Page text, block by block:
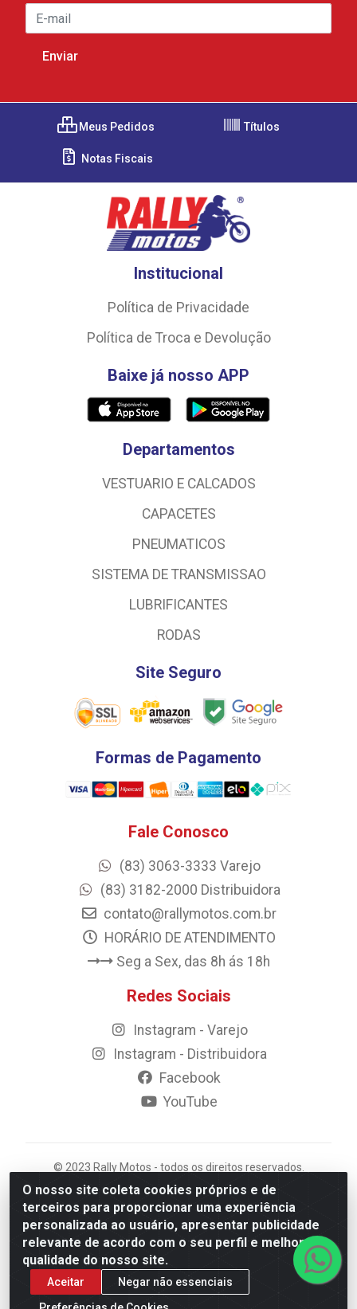
O nosso site coleta cookies próprios e de
terceiros para proporcionar uma experiência
personalizada ao usuário, apresentar publicidade
relevante de acordo com o seu perfil e melhorar a
qualidade do nosso site.
Aceitar
Negar não essenciais
Meus Pedidos Títulos
Notas Fiscais
Institucional
Política de Privacidade
Política de Troca e Devolução
Baixe já nosso APP
Departamentos
VESTUARIO E CALCADOS
CAPACETES
PNEUMATICOS
SISTEMA DE TRANSMISSAO
LUBRIFICANTES
RODAS
Site Seguro
Formas de Pagamento
Fale Conosco
(83) 3063-3333 Varejo
(83) 3182-2000 Distribuidora
contato@rallymotos.com.br
HORÁRIO DE ATENDIMENTO
Seg a Sex, das 8h ás 18h
Redes Sociais
Instagram - Varejo
Instagram - Distribuidora
Facebook
YouTube
© 2023 Rally Motos - todos os direitos reservados.
Razão Social: Rally motos distribuidora, importadora e
transportadora de peças LTDA - CNPJ 09.262.859/0001-
43 - Rua Vigário Calixto 2900 - Catolé, Campina
Grande/PB